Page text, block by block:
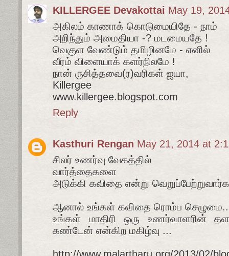
KILLERGEE Devakottai May 19,
அகிலம் காணாக் கொடுமையிதே - நாம்
அறிந்தும் அமைதியா -? மடமையதே !
வெகுள வேண்டும் தமிழினமே - எனில்
வீரம் விளையாக் களர்நிலமே !
நான் ருசித்தவை(ர)வரிகள் ஐயா,
Killergee
www.killergee.blogspot.com
Reply
Kasthuri Rengan May 21, 2014 at
சிலர் உணர்வு வேகத்தில்
வார்த்தைகளை
அடுக்கி கவிதை என்று
ஆனால் உங்கள் கவிதை ரொம்ப
உங்கள் மாதிரி ஒரு உணர்வாளரின்
கண்டேன் என்கிற மகிழ்வு ...